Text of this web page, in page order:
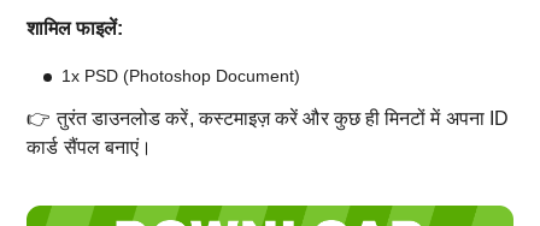
शामिल फाइलें:
1x PSD (Photoshop Document)
👉 तुरंत डाउनलोड करें, कस्टमाइज़ करें और कुछ ही मिनटों में अपना ID
कार्ड सैंपल बनाएं।